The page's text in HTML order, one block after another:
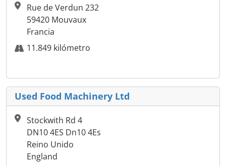
Rue de Verdun 232
59420 Mouvaux
Francia
11.849 kilómetro
Used Food Machinery Ltd
Stockwith Rd 4
DN10 4ES Dn10 4Es
Reino Unido
England